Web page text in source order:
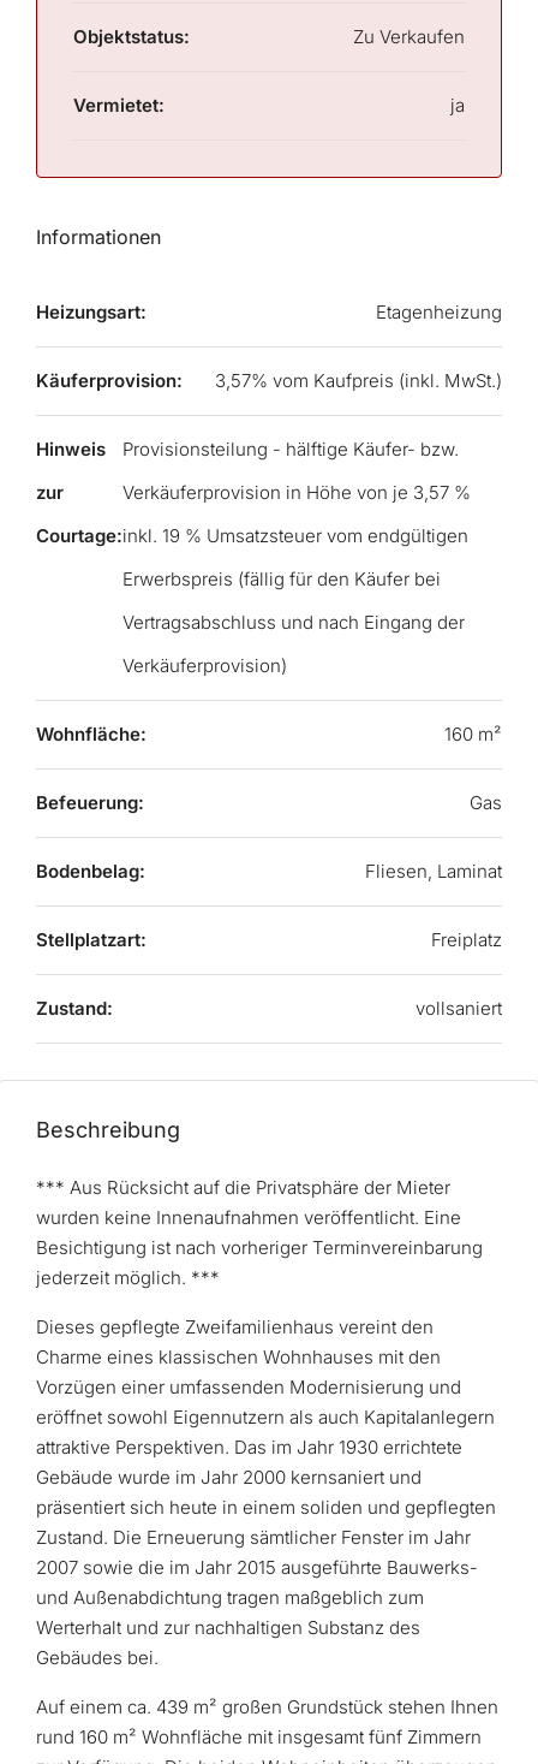
Objektstatus: Zu Verkaufen
Vermietet: ja
Informationen
Heizungsart: Etagenheizung
Käuferprovision: 3,57% vom Kaufpreis (inkl. MwSt.)
Hinweis
zur
Courtage:
Provisionsteilung - hälftige Käufer- bzw.
Verkäuferprovision in Höhe von je 3,57 %
inkl. 19 % Umsatzsteuer vom endgültigen
Erwerbspreis (fällig für den Käufer bei
Vertragsabschluss und nach Eingang der
Verkäuferprovision)
Wohnfläche: 160 m²
Befeuerung: Gas
Bodenbelag: Fliesen, Laminat
Stellplatzart: Freiplatz
Zustand: vollsaniert
Beschreibung
*** Aus Rücksicht auf die Privatsphäre der Mieter
wurden keine Innenaufnahmen veröffentlicht. Eine
Besichtigung ist nach vorheriger Terminvereinbarung
jederzeit möglich. ***
Dieses gepflegte Zweifamilienhaus vereint den
Charme eines klassischen Wohnhauses mit den
Vorzügen einer umfassenden Modernisierung und
eröffnet sowohl Eigennutzern als auch Kapitalanlegern
attraktive Perspektiven. Das im Jahr 1930 errichtete
Gebäude wurde im Jahr 2000 kernsaniert und
präsentiert sich heute in einem soliden und gepflegten
Zustand. Die Erneuerung sämtlicher Fenster im Jahr
2007 sowie die im Jahr 2015 ausgeführte Bauwerks-
und Außenabdichtung tragen maßgeblich zum
Werterhalt und zur nachhaltigen Substanz des
Gebäudes bei.
Auf einem ca. 439 m² großen Grundstück stehen Ihnen
rund 160 m² Wohnfläche mit insgesamt fünf Zimmern